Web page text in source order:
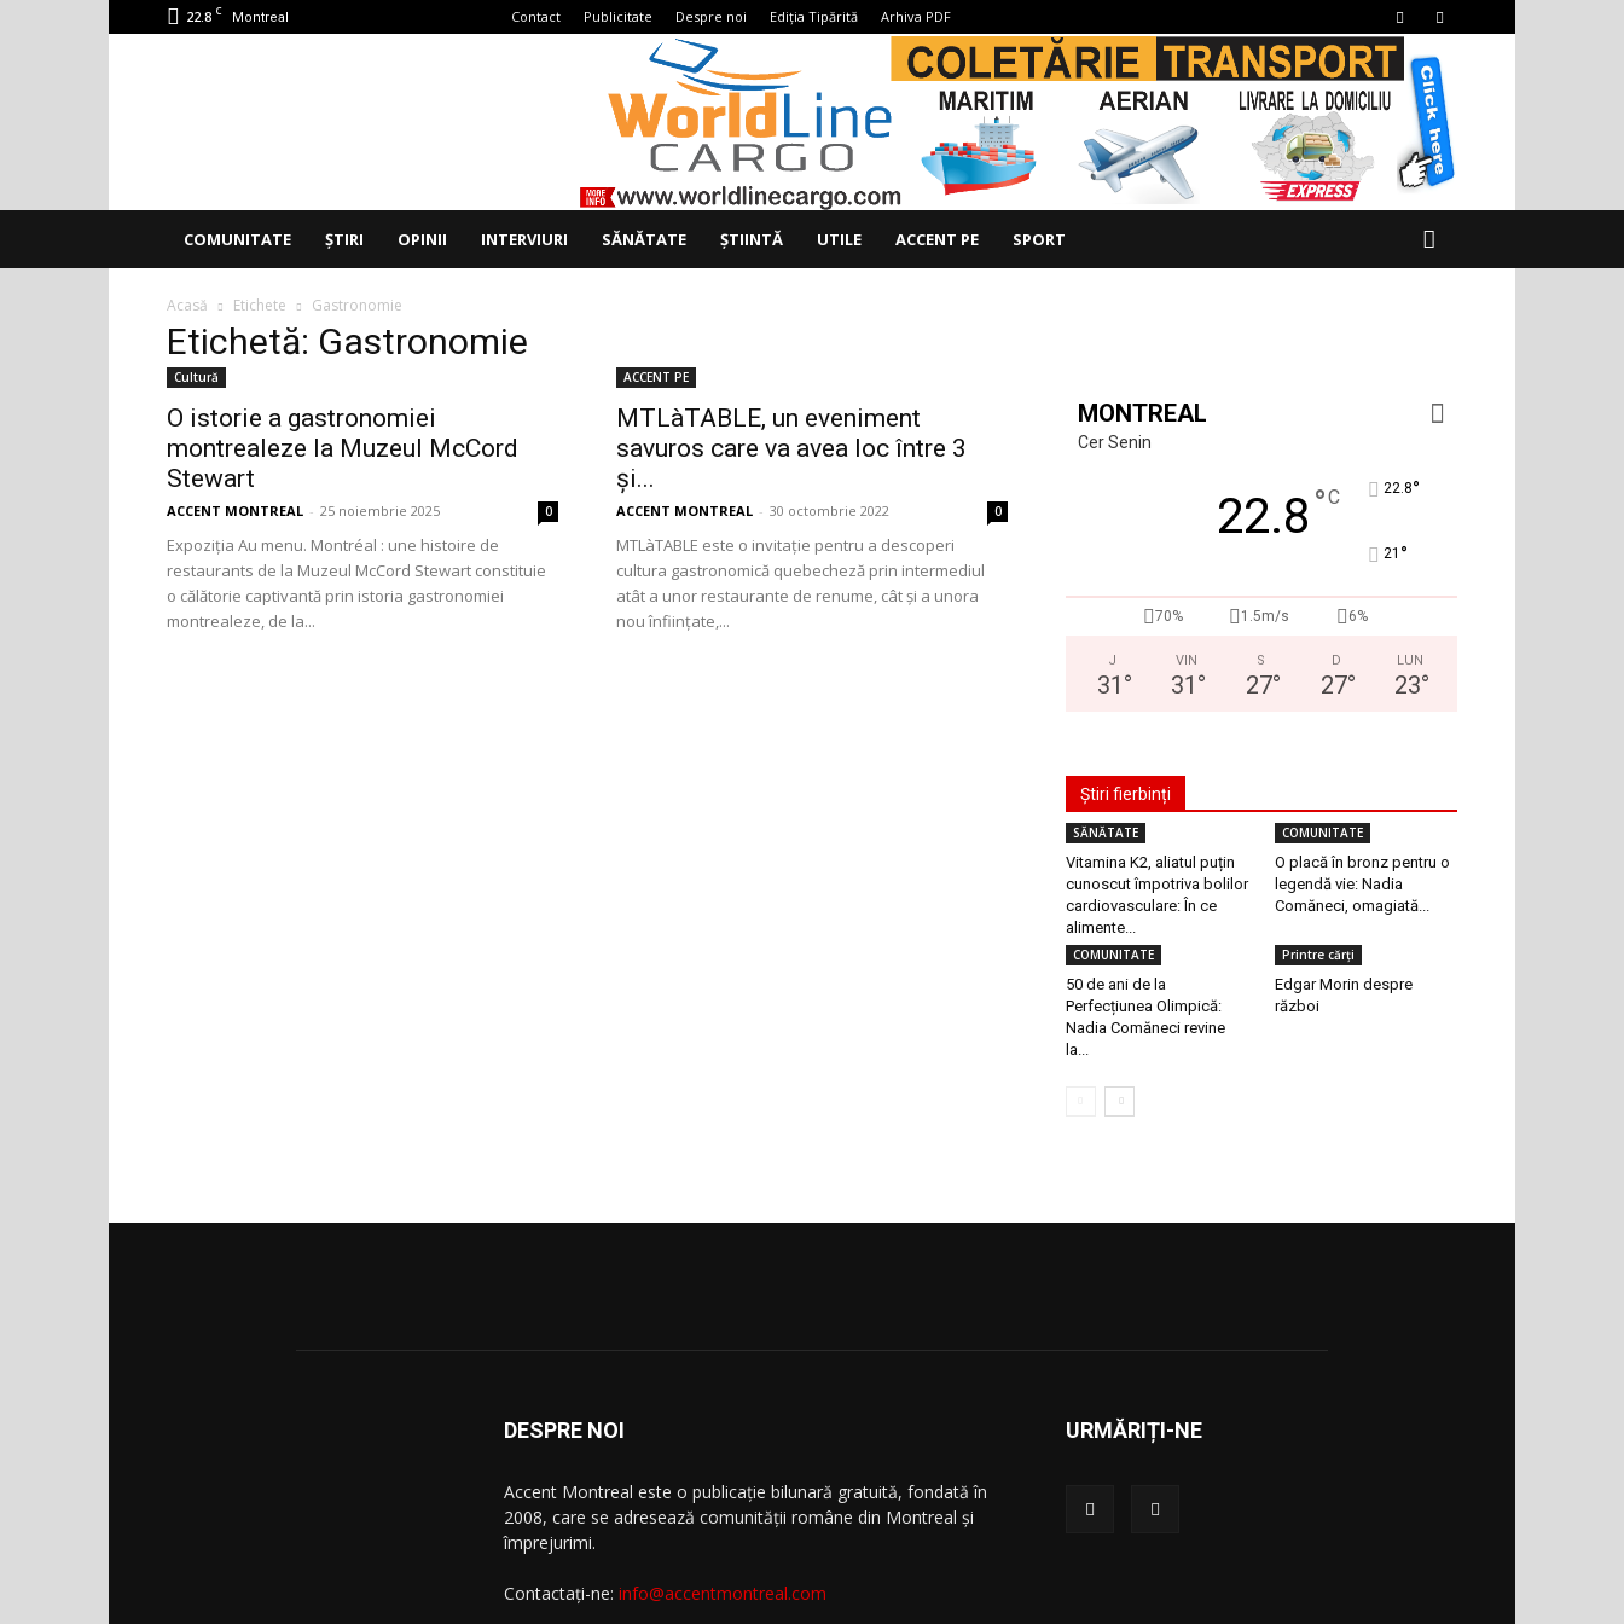
22.8 C Montreal Contact Publicitate Despre noi Ediția Tipărită Arhiva PDF
COMUNITATE ȘTIRI OPINII INTERVIURI SĂNĂTATE ȘTIINTĂ UTILE ACCENT PE SPORT
Acasă Etichete Gastronomie
Etichetă: Gastronomie
Cultură
O istorie a gastronomiei
montrealeze la Muzeul McCord
Stewart
ACCENT MONTREAL - 25 noiembrie 2025 0
Expoziția Au menu. Montréal : une histoire de
restaurants de la Muzeul McCord Stewart constituie
o călătorie captivantă prin istoria gastronomiei
montrealeze, de la...
ACCENT PE
MTLàTABLE, un eveniment
savuros care va avea loc între 3
și...
ACCENT MONTREAL - 30 octombrie 2022 0
MTLàTABLE este o invitație pentru a descoperi
cultura gastronomică quebecheză prin intermediul
atât a unor restaurante de renume, cât și a unora
nou înființate,...
MONTREAL
Cer Senin
22.8 °C 22.8°
21 °
70% 1.5m/s 6%
J
31 °
VIN
31 °
S
27°
D
27°
LUN
23°
Știri fierbinți
SĂNĂTATE
Vitamina K2, aliatul puțin
cunoscut împotriva bolilor
cardiovasculare: În ce
alimente...
COMUNITATE
O placă în bronz pentru o
legendă vie: Nadia
Comăneci, omagiată...
COMUNITATE
50 de ani de la
Perfecțiunea Olimpică:
Nadia Comăneci revine
la...
Printre cărți
Edgar Morin despre
război
DESPRE NOI
Accent Montreal este o publicație bilunară gratuită, fondată în
2008, care se adresează comunităţii române din Montreal şi
împrejurimi.
Contactați-ne: info@accentmontreal.com
URMĂRIȚI-NE